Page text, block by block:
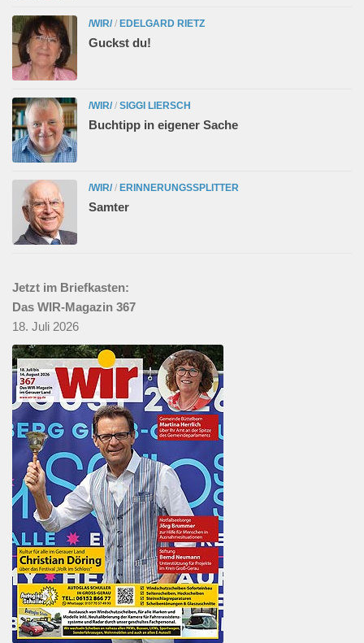
/WIR/ / EDELGARD RIETZ
Guckst du!
/WIR/ / SIGGI LIERSCH
Buchtipp in eigener Sache
/WIR/ / ERINNERUNGSSPLITTER
Samter
Jetzt im Briefkasten:
Das WIR-Magazin 367
18. Juli 2026